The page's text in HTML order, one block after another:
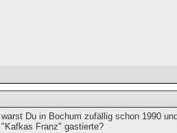
warst Du in Bochum zufällig schon 1990
"Kafkas Franz" gastierte?